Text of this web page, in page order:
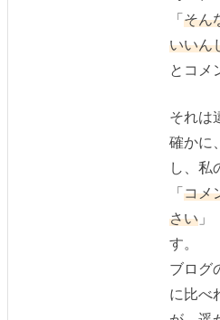
「 そん
いいん
とコメ
それは
確かに
し、私
「 コメ
さい 」
す。
ブログ
に比べ